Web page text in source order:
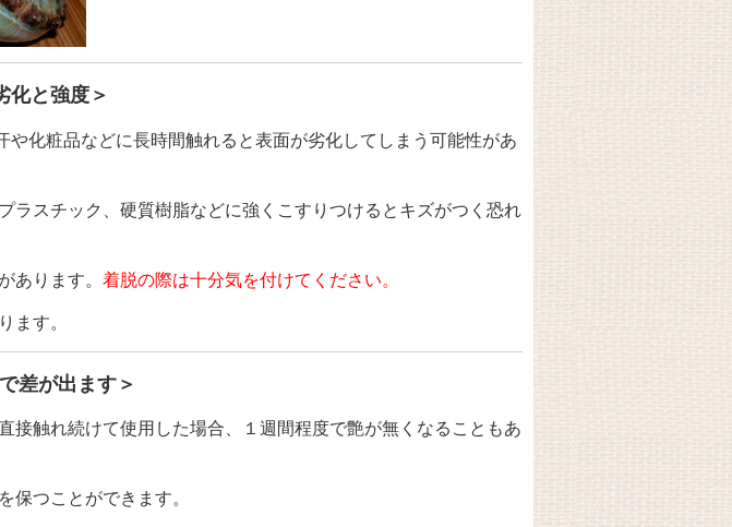
化と強度＞
や化粧品などに長時間触れると表面が劣化してしまう可能性があ
ラスチック、硬質樹脂などに強くこすりつけるとキズがつく恐れ
ります。 着脱の際は十分気を付けてください。
ます。
差が出ます＞
接触れ続けて使用した場合、１週間程度で艶が無くなることもあ
保つことができます。